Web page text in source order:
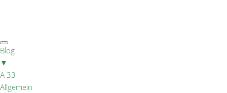
Blog
▼
A 33
Allgemein